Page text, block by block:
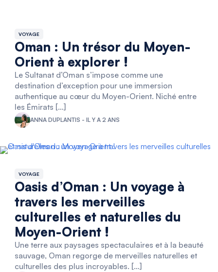
VOYAGE
Oman : Un trésor du Moyen-
Orient à explorer !
Le Sultanat d’Oman s’impose comme une
destination d’exception pour une immersion
authentique au cœur du Moyen-Orient. Niché entre
les Émirats […]
ANNA DUPLANTIS - IL Y A 2 ANS
VOYAGE
Oasis d’Oman : Un voyage à
travers les merveilles
culturelles et naturelles du
Moyen-Orient !
Une terre aux paysages spectaculaires et à la beauté
sauvage, Oman regorge de merveilles naturelles et
culturelles des plus incroyables. […]